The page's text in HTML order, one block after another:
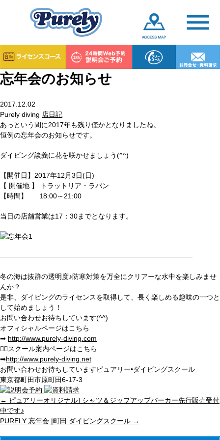
忘年会のお知らせ
2017.12.02
Purely diving 店日記
あっという間に2017年も残り僅かとなりましたね。
恒例の忘年会のお知らせです。
ダイビング談義に花を咲かせましょう(^^)
【開催日】2017年12月3日(日)
【 開催地 】 トラットリア・ラパン
【時間】 18:00～21:00
当日の店舗営業は17：30までとなります。
————————————————————————————
冬の海は抜群の透明度♪防寒対策を万全にクリアーな水中を楽しみませ
んか？
是非、ダイビングのライセンスを取得して、長く楽しめる趣味の一つと
して始めましょう！
お問い合わせお待ちしています(^^)
オフィシャルページはこちら
➡︎ http://www.purely-diving.com
💁‍♂️スクール案内ページはこちら
➡︎http://www.purely-diving.net
お問い合わせお待ちしていますピュアリー•ダイビングスクール
東京都町田市原町田6-17-3
← ピュアリーオリジナルTシャツ＆ジップアップパーカー先行販売受付
中です♪
PURELY 忘年会 |町田 ダイビングスクール →